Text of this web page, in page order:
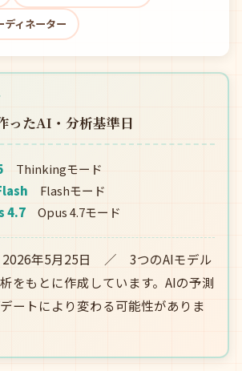
ディネーター
ったAI・分析基準日
Thinkingモード
Flashモード
4.7 Opus 4.7モード
2026年5月25日 ／ 3つのAIモデル
をもとに作成しています。AIの予測
ートにより変わる可能性がありま